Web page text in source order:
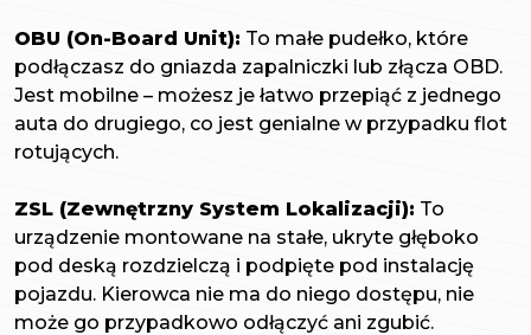
OBU (On-Board Unit): To małe pudełko, które
podłączasz do gniazda zapalniczki lub złącza OBD.
Jest mobilne – możesz je łatwo przepiąć z jednego
auta do drugiego, co jest genialne w przypadku flot
rotujących.
ZSL (Zewnętrzny System Lokalizacji): To
urządzenie montowane na stałe, ukryte głęboko
pod deską rozdzielczą i podpięte pod instalację
pojazdu. Kierowca nie ma do niego dostępu, nie
może go przypadkowo odłączyć ani zgubić.